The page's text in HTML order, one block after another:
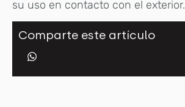
su uso en contacto con el exterior.
Comparte este artículo